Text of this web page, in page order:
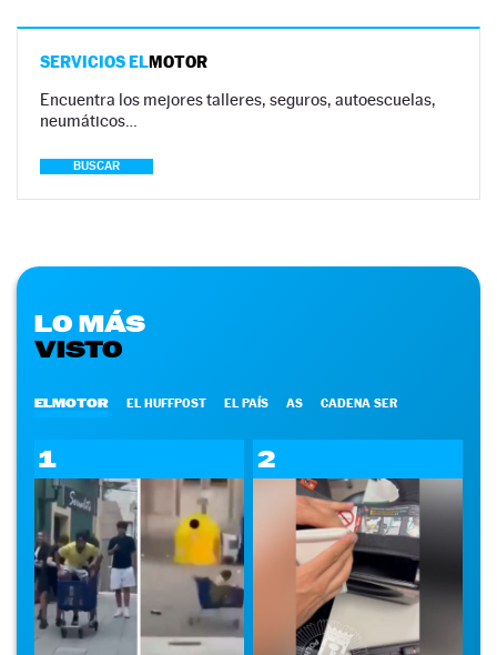
SERVICIOS ELMOTOR
Encuentra los mejores talleres, seguros, autoescuelas,
neumáticos…
BUSCAR
LO MÁS
VISTO
ELMOTOR EL HUFFPOST EL PAÍS AS CADENA SER
1 2